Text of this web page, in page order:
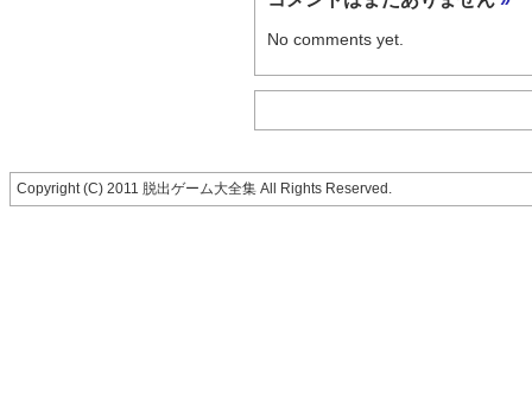
No comments yet.
Copyright (C) 2011 脱出ゲーム大全集 All Rights Reserved.